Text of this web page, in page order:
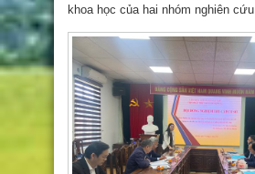
khoa học của hai nhóm nghiên cứu.